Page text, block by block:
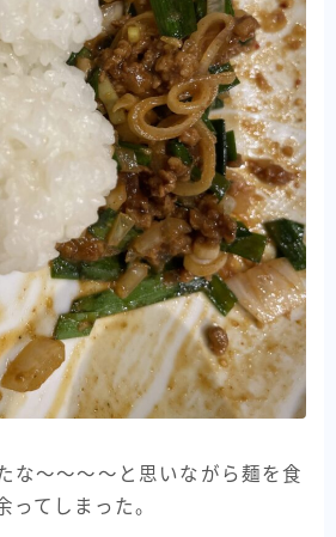
な〜〜〜〜と思いながら麺を食
ってしまった。